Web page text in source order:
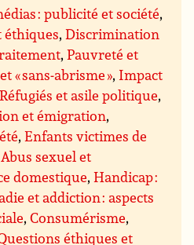
: publicité et société,
éthiques,Discrimination
,Pauvreté et
« sans-abrisme », Impact
Réfugiés et asile politique,
et émigration,
,Enfants victimes de
Abus sexuel et
domestique,Handicap :
et addiction : aspects
,Consumérisme,
éthiques et